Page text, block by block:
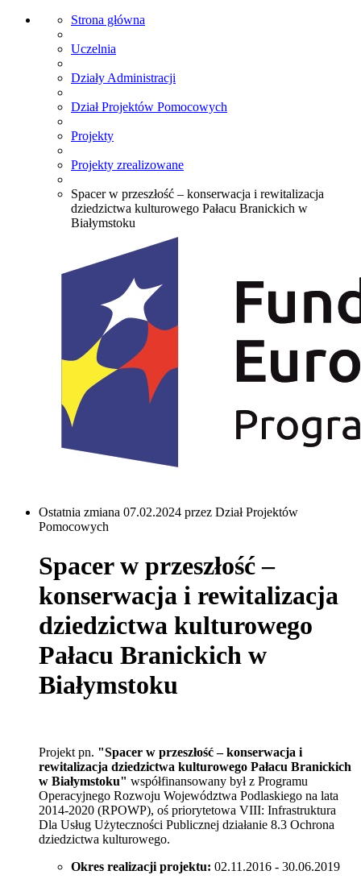
Strona główna
Uczelnia
Działy Administracji
Dział Projektów Pomocowych
Projekty
Projekty zrealizowane
Spacer w przeszłość – konserwacja i rewitalizacja
dziedzictwa kulturowego Pałacu Branickich w
Białymstoku
Ostatnia zmiana 07.02.2024 przez Dział Projektów
Pomocowych
Spacer w przeszłość –
konserwacja i rewitalizacja
dziedzictwa kulturowego
Pałacu Branickich w
Białymstoku
Projekt pn. "Spacer w przeszłość – konserwacja i
rewitalizacja dziedzictwa kulturowego Pałacu Branickich
w Białymstoku" współfinansowany był z Programu
Operacyjnego Rozwoju Województwa Podlaskiego na lata
2014-2020 (RPOWP), oś priorytetowa VIII: Infrastruktura
Dla Usług Użyteczności Publicznej działanie 8.3 Ochrona
dziedzictwa kulturowego.
Okres realizacji projektu: 02.11.2016 - 30.06.2019